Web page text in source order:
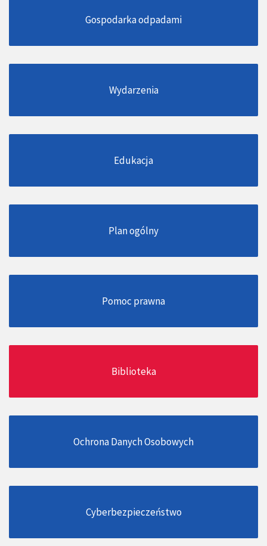
Gospodarka odpadami
Wydarzenia
Edukacja
Plan ogólny
Pomoc prawna
Biblioteka
Ochrona Danych Osobowych
Cyberbezpieczeństwo